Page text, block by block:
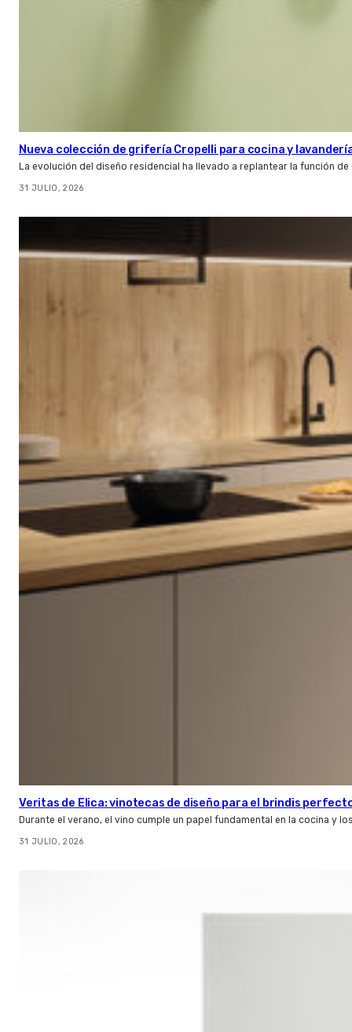
Nueva colección de grifería Cropelli para cocina y
La evolución del diseño residencial ha llevado a replantear la función
31 JULIO, 2026
Veritas de Elica: vinotecas de diseño para el brindis
Durante el verano, el vino cumple un papel fundamental en la cocina y
31 JULIO, 2026